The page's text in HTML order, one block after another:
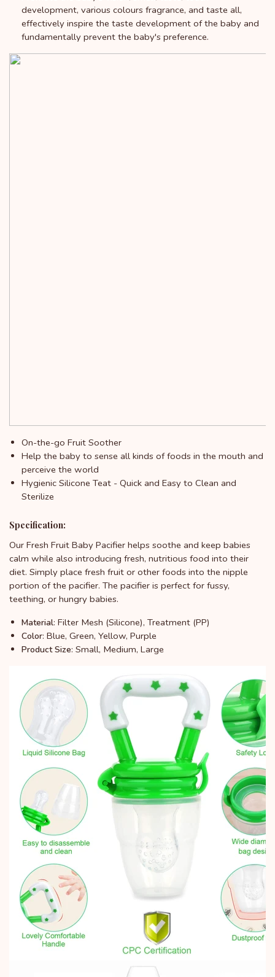
development, various colours fragrance, and taste all,
effectively inspire the taste development of the baby and
fundamentally prevent the baby's preference.
On-the-go Fruit Soother
Help the baby to sense all kinds of foods in the mouth and
perceive the world
Hygienic Silicone Teat - Quick and Easy to Clean and
Sterilize
Specification:
Our Fresh Fruit Baby Pacifier helps soothe and keep babies
calm while also introducing fresh, nutritious food into their
diet. Simply place fresh fruit or other foods into the nipple
portion of the pacifier. The pacifier is perfect for fussy,
teething, or hungry babies.
Material: Filter Mesh (Silicone), Treatment (PP)
Color: Blue, Green, Yellow, Purple
Product Size: Small, Medium, Large